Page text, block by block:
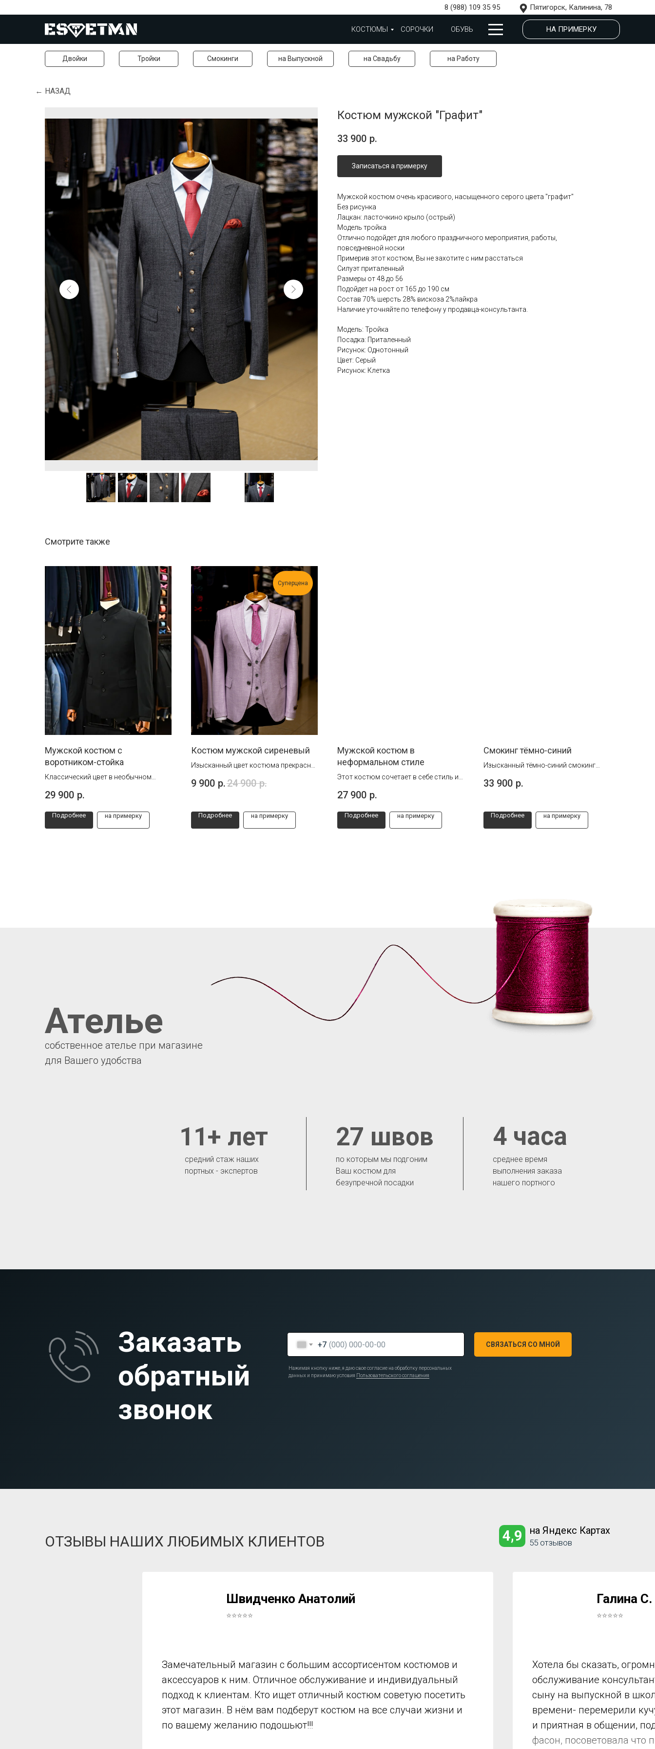
8 (988) 109 35 95 Пятигорск, Калинина, 78
КОСТЮМЫ СОРОЧКИ ОБУВЬ НА ПРИМЕРКУ
Двойки Тройки Смокинги на Выпускной на Свадьбу на Работу
← НАЗАД
Костюм мужской "Графит"
33 900 р.
Записаться а примерку
Мужской костюм очень красивого, насыщенного серого цвета "графит"
Без рисунка
Лацкан: ласточкино крыло (острый)
Модель тройка
Отлично подойдет для любого праздничного мероприятия, работы,
повседневной носки
Примерив этот костюм, Вы не захотите с ним расстаться
Силуэт приталенный
Размеры от 48 до 56
Подойдет на рост от 165 до 190 см
Состав 70% шерсть 28% вискоза 2%лайкра
Наличие уточняйте по телефону у продавца-консультанта.
Модель: Тройка
Посадка: Приталенный
Рисунок: Однотонный
Цвет: Серый
Рисунок: Клетка
Смотрите также
Мужской костюм с
воротником-стойка
Классический цвет в необычном
29 900 р.
Подробнее на примерку
Суперцена
Костюм мужской сиреневый
Изысканный цвет костюма прекрасно
9 900 р.24 900 р.
Подробнее на примерку
Мужской костюм в
неформальном стиле
Этот костюм сочетает в себе стиль и
выбором для любых жизненных
себя уверенно и комфортно в любой
ситуации.
27 900 р.
Подробнее на примерку
Смокинг тёмно-синий
Изысканный тёмно-синий смокинг
вечерних мероприятий. Стиль в
33 900 р.
Подробнее на примерку
среднее время
выполнения заказа
нашего портного
4 часа
по которым мы подгоним
Ваш костюм для
безупречной посадки
27 швов
средний стаж наших
портных - экспертов
11+ лет
Ателье
собственное ателье при магазине
для Вашего удобства
Заказать
обратный
звонок
+7 СВЯЗАТЬСЯ СО МНОЙ
Нажимая кнопку ниже, я даю свое согласие на обработку персональных
данных и принимаю условия Пользовательского соглашения
55 отзывов
на Яндекс Картах
4,9
ОТЗЫВЫ НАШИХ ЛЮБИМЫХ КЛИЕНТОВ
Швидченко Анатолий
⭐⭐⭐⭐⭐
Замечательный магазин с большим ассортисентом костюмов и
аксессуаров к ним. Отличное обслуживание и индивидуальный
подход к клиентам. Кто ищет отличный костюм советую посетить
этот магазин. В нём вам подберут костюм на все случаи жизни и
по вашему желанию подошьют!!!
Галина С.
⭐⭐⭐⭐⭐
Хотела бы сказать,
обслуживание
сыну на выпускной в
времени- перемерили
и приятная в общении,
фасон, посоветовала что